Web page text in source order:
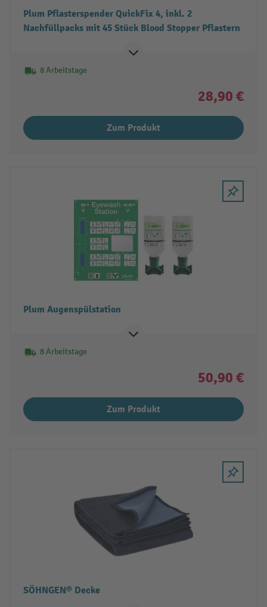
Plum Pflasterspender QuickFix 4, inkl. 2
Nachfüllpacks mit 45 Stück Blood Stopper Pflastern
8 Arbeitstage
28,90 €
Zum Produkt
Plum Augenspülstation
8 Arbeitstage
50,90 €
Zum Produkt
SÖHNGEN® Decke